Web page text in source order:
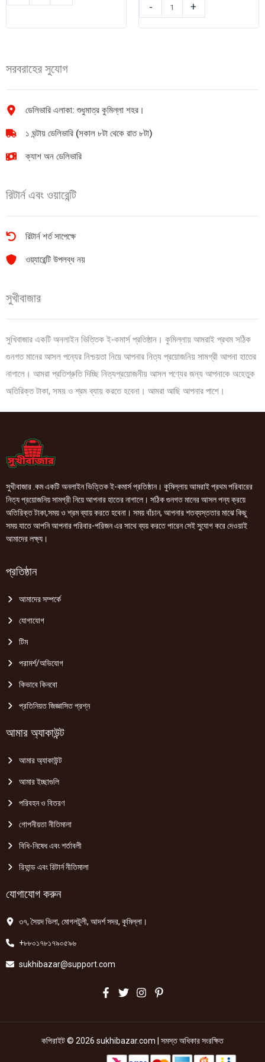
কালার
Full
quantity
-
Apsara
Joi
quantity
+
সরবরাহের সুযোগ
ডেলিভারি এলাকা: শুধুমাত্র কুমিল্লা শহর।
১ ঘন্টায় ডেলিভারি (সকাল ৮টা থেকে রাত ৮টা)
ক্যাশ অন ডেলিভারি
রিটার্ন এবং ওয়ারেন্টি
রিটার্ন শর্ত সাপেক্ষে
ওয়্যারেন্টি উপলব্ধ নয়
সুখীবাজার
সুখিবাজার একটি অনলাইন ভিত্তিক ই-কমার্স প্রতিষ্ঠান। কুমিল্লায় আমরাই প্রথম সঠিক
গুনগত মানের আসল পন্যের নিশ্চয়তা নিয়ে আপনার নিত্য প্রয়োজনিয় সামগ্রী আপনা হাতের
নাগালে। আমরা প্রতিশ্রুতি দিচ্ছি নিত্যপ্রয়োজনীয় আসল পণ্যের জন্য আপনাকে অহেতুক
অতিরিক্ত টাকা, সময় ও শ্রম ব্যায় করতে হবেনা। আমরা আছি আপনার পাশে।
সুখীবাজার .কম একটি অনলাইন ভিত্তিক ই-কমার্স প্রতিষ্ঠান। কুমিল্লায় আমরাই প্রথম পরিবারের
নিত্য প্রয়োজনিয় সামগ্রী নিয়ে আপনার হাতের নাগালে। সঠিক গুনগত মানের আসল পন্য ক্রয়ে
অতিরিক্ত টাকা,সময় ও শ্রম ব্যায় করতে হবেনা। সময় বাঁচান, আপনার শতব্যস্ততার মাঝে কিছু
সময় যাতে আপনি আপনার পরিবার-পরিজন এর সাথে ব্যয় করতে পারেন সেই সুযোগ করে দেওয়াই
আমাদের লক্ষ্য।
প্রতিষ্ঠান
আমাদের সম্পর্কে
যোগাযোগ
টিম
পরামর্শ/অভিযোগ
কিভাবে কিনবো
প্রতিনিয়ত জিজ্ঞাসিত প্রশ্ন
আমার অ্যাকাউন্ট
আমার অ্যাকাউন্ট
আমার ইচ্ছাগুলি
পরিবহন ও বিতরণ
গোপনীয়তা নীতিমালা
বিধি-নিষেধ এবং শর্তাবলী
রিফান্ড এবং রিটার্ন নীতিমালা
যোগাযোগ করুন
৩৭, সৈয়দ ভিলা, মোগলটুলী, আদর্শ সদর, কুমিল্লা।
+৮৮০১৭৮১৭৯০৫৯৬
sukhibazar@support.com
কপিরাইট © 2026 sukhibazar.com | সমস্ত অধিকার সংরক্ষিত